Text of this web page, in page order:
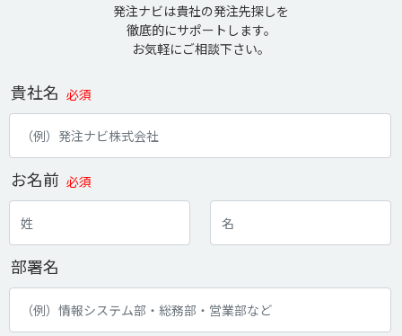
発注ナビは貴社の発注先探しを
徹底的にサポートします。
お気軽にご相談下さい。
貴社名 必須
お名前 必須
部署名